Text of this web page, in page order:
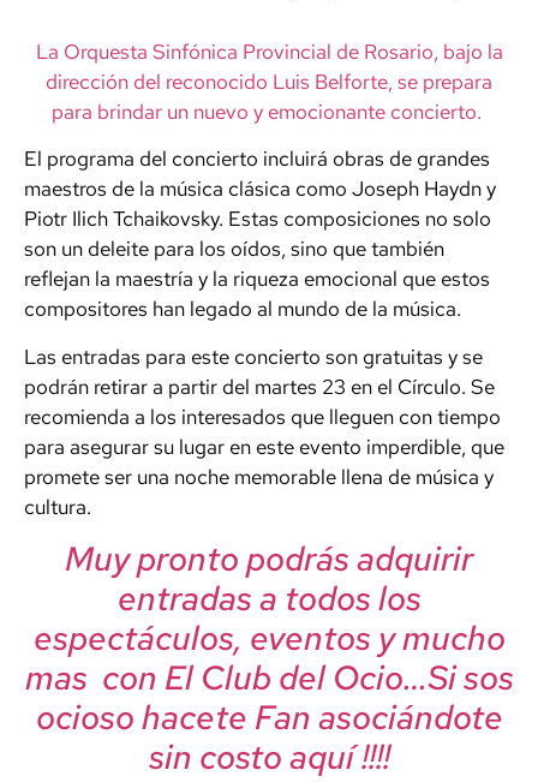
La Orquesta Sinfónica Provincial de Rosario, bajo la
dirección del reconocido Luis Belforte, se prepara
para brindar un nuevo y emocionante concierto.
El programa del concierto incluirá obras de grandes
maestros de la música clásica como Joseph Haydn y
Piotr Ilich Tchaikovsky. Estas composiciones no solo
son un deleite para los oídos, sino que también
reflejan la maestría y la riqueza emocional que estos
compositores han legado al mundo de la música.
Las entradas para este concierto son gratuitas y se
podrán retirar a partir del martes 23 en el Círculo. Se
recomienda a los interesados que lleguen con tiempo
para asegurar su lugar en este evento imperdible, que
promete ser una noche memorable llena de música y
cultura.
Muy pronto podrás adquirir
entradas a todos los
espectáculos, eventos y mucho
mas con El Club del Ocio…Si sos
ocioso hacete Fan asociándote
sin costo aquí !!!!